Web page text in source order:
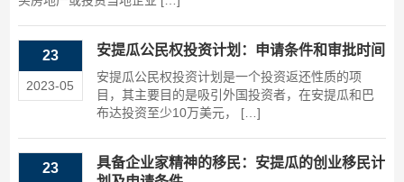
23
2023-05
安提瓜公民权投资计划：申请条件和审批时间
安提瓜公民权投资计划是一个投资返还性质的项
目，其主要目的是吸引外国投资者，在安提瓜和巴
布达投资至少10万美元， […]
23
具备企业家精神的移民：安提瓜的创业移民计